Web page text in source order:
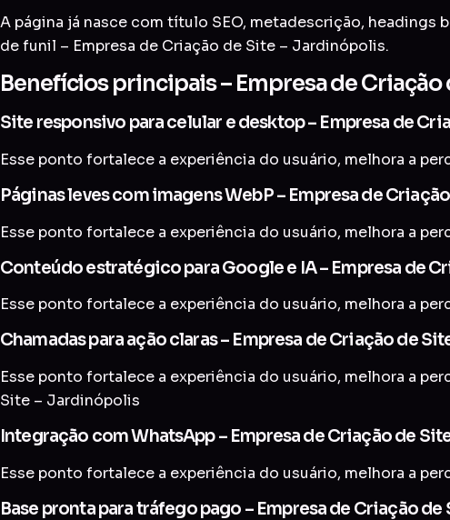
A página já nasce com título SEO, metadescrição,
de funil – Empresa de Criação de Site – Jardinópolis.
Benefícios principais – Empresa de
Site responsivo para celular e desktop – Empresa de
Esse ponto fortalece a experiência do usuário, melhora a
Páginas leves com imagens WebP – Empresa de
Esse ponto fortalece a experiência do usuário, melhora a
Conteúdo estratégico para Google e IA – Empresa de
Esse ponto fortalece a experiência do usuário, melhora a
Chamadas para ação claras – Empresa de Criação de
Esse ponto fortalece a experiência do usuário, melhora a
Site – Jardinópolis
Integração com WhatsApp – Empresa de Criação de
Esse ponto fortalece a experiência do usuário, melhora a
Base pronta para tráfego pago – Empresa de Criação